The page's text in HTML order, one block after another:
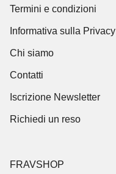
Termini e condizioni
Informativa sulla Privacy
Chi siamo
Contatti
Iscrizione Newsletter
Richiedi un reso
FRAVSHOP